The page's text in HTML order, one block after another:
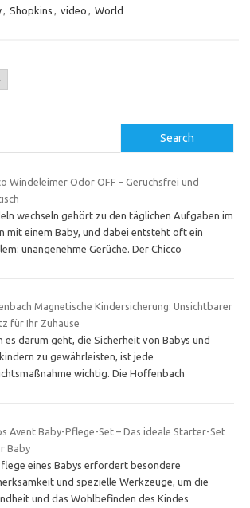
, Shopkins , video , World
Search
Windeleimer Odor OFF – Geruchsfrei und
wechseln gehört zu den täglichen Aufgaben im
mit einem Baby, und dabei entsteht oft ein
unangenehme Gerüche. Der Chicco
Magnetische Kindersicherung: Unsichtbarer
für Ihr Zuhause
es darum geht, die Sicherheit von Babys und
zu gewährleisten, ist jede
wichtig. Die Hoffenbach
Avent Baby-Pflege-Set – Das ideale Starter-Set
Baby
eines Babys erfordert besondere
und spezielle Werkzeuge, um die
und das Wohlbefinden des Kindes